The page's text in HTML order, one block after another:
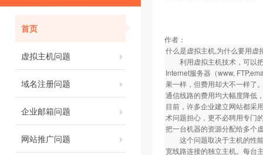
首页
虚拟主机问题
域名注册问题
企业邮箱问题
网站推广问题
作者：
什么是虚拟主机,为什么要用虚
利用虚拟主机技术，可以把
Internet服务器（www,
果一样，但费用却大不一样了
通信线路的费用均大幅度降低
目前，许多企业建立网站都采
术问题担心，更不必聘用专门
把一台机器的资源分配给多个
这个问题取决于主机的性能
宽线路连接的独立主机。每台